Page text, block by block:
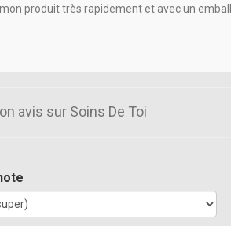
produit très rapidement et avec un
avis sur Soins De Toi